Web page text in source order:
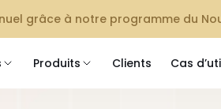
grâce à notre programme du
Produits Clients Cas